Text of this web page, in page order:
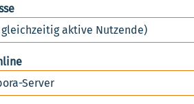
auswählen
auswählen